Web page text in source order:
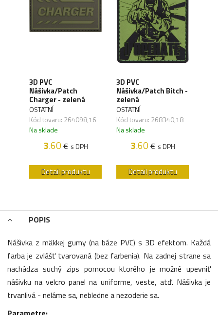
3D PVC
Nášivka/Patch
Charger - zelená
OSTATNÍ
Kód tovaru: 264098,16
Na sklade
3.60€ s DPH
Detail produktu
3D PVC
Nášivka/Patch Bitch -
zelená
OSTATNÍ
Kód tovaru: 268340,18
Na sklade
3.60€ s DPH
Detail produktu
POPIS
Nášivka z mäkkej gumy (na báze PVC) s 3D efektom. Každá
farba je zvlášť tvarovaná (bez farbenia). Na zadnej strane sa
nachádza suchý zips pomocou ktorého je možné upevniť
nášivku na velcro panel na uniforme, veste, atď. Nášivka je
trvanlivá - neláme sa, nebledne a nezoderie sa.